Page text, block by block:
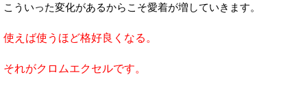
こういった変化があるからこそ愛着が増していきます。
使えば使うほど格好良くなる。
それがクロムエクセルです。